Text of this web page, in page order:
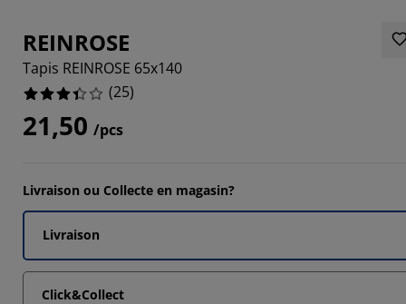
REINROSE
Tapis REINROSE 65x140
(25)
21,50 /pcs
Livraison ou Collecte en magasin?
Livraison
Click&Collect